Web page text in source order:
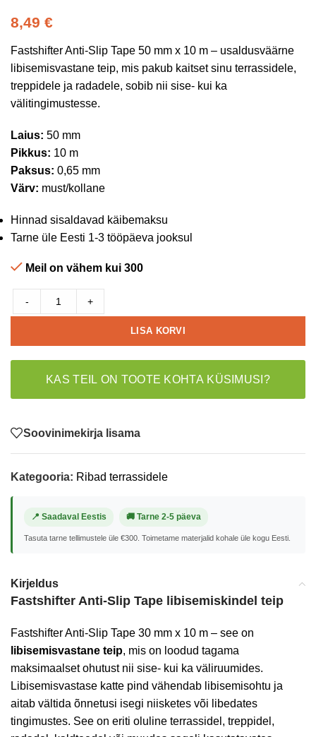
8,49 €
Fastshifter Anti-Slip Tape 50 mm x 10 m – usaldusväärne
libisemisvastane teip, mis pakub kaitset sinu terrassidele,
treppidele ja radadele, sobib nii sise- kui ka
välitingimustesse.
Laius: 50 mm
Pikkus: 10 m
Paksus: 0,65 mm
Värv: must/kollane
Hinnad sisaldavad käibemaksu
Tarne üle Eesti 1-3 tööpäeva jooksul
Meil on vähem kui 300
- +
LISA KORVI
KAS TEIL ON TOOTE KOHTA KÜSIMUSI?
Soovinimekirja lisama
Kategooria: Ribad terrassidele
📍 Saadaval Eestis 🚚 Tarne 2-5 päeva
Tasuta tarne tellimustele üle €300. Toimetame materjalid kohale üle kogu Eesti.
Kirjeldus
Fastshifter Anti-Slip Tape libisemiskindel teip
Fastshifter Anti-Slip Tape 30 mm x 10 m – see on
libisemisvastane teip, mis on loodud tagama
maksimaalset ohutust nii sise- kui ka väliruumides.
Libisemisvastase katte pind vähendab libisemisohtu ja
aitab vältida õnnetusi isegi niisketes või libedates
tingimustes. See on eriti oluline terrassidel, treppidel,